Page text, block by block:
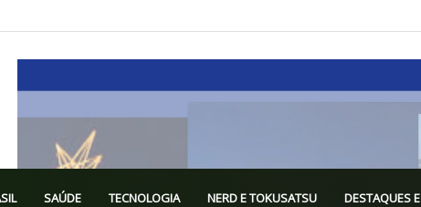
SAÚDE TECNOLOGIA NERD E TOKUSATSU DESTAQUES